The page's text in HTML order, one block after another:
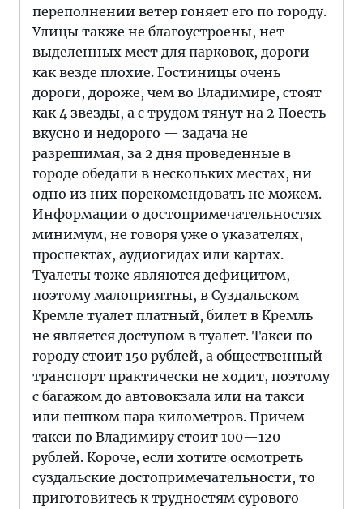
переполнении ветер гоняет его по городу.
Улицы также не благоустроены, нет
выделенных мест для парковок, дороги
как везде плохие. Гостиницы очень
дороги, дороже, чем во Владимире, стоят
как 4 звезды, а с трудом тянут на 2 Поесть
вкусно и недорого — задача не
разрешимая, за 2 дня проведенные в
городе обедали в нескольких местах, ни
одно из них порекомендовать не можем.
Информации о достопримечательностях
минимум, не говоря уже о указателях,
проспектах, аудиогидах или картах.
Туалеты тоже являются дефицитом,
поэтому малоприятны, в Суздальском
Кремле туалет платный, билет в Кремль
не является доступом в туалет. Такси по
городу стоит 150 рублей, а общественный
транспорт практически не ходит, поэтому
с багажом до автовокзала или на такси
или пешком пара километров. Причем
такси по Владимиру стоит 100—120
рублей. Короче, если хотите осмотреть
суздальские достопримечательности, то
приготовитесь к трудностям сурового